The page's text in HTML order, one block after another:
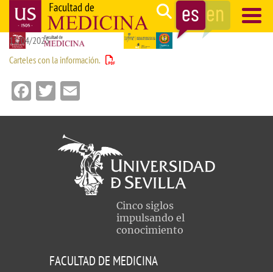
Pasar
contenido
principal
Search
Navegación
principal
11/04/2025
Carteles con la información.
Facebook
Twitter
Cinco siglos
impulsando el
conocimiento
FACULTAD DE MEDICINA